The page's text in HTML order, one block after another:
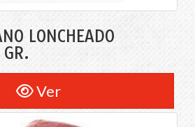
LONCHEADO
Ver